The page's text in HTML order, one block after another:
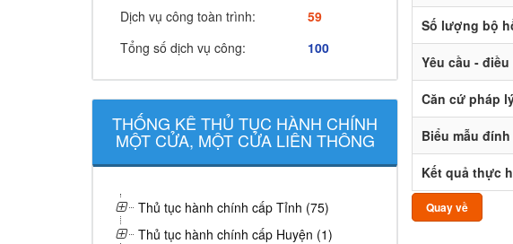
Dịch vụ công toàn trình:
59
Tổng số dịch vụ công:
100
THỐNG KÊ THỦ TỤC HÀNH CHÍNH
MỘT CỬA, MỘT CỬA LIÊN THÔNG
Thủ tục hành chính cấp Tỉnh (75)
Thủ tục hành chính cấp Huyện (1)
Số lượng bộ
Yêu cầu - điều
Căn cứ pháp
Biểu mẫu đính
Kết quả thực
Quay về